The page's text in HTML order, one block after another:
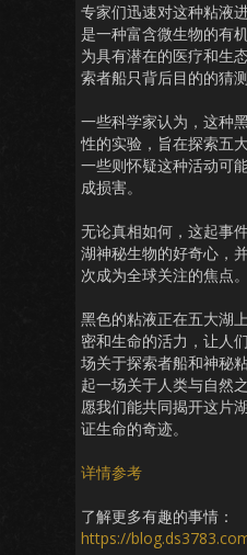
专家们迅速对这种粘液
是一种富含微生物的有
为具有潜在的医疗和生
索者船只背后目的的猜测
一些科学家认为，这种
性的实验，旨在探索五
一些则怀疑这种活动可
成损害。
无论真相如何，这起事
湖神秘生物的好奇心，
次成为全球关注的焦点。
黑色的粘液正在五大湖
密和生命的活力，让人
场关于探索者船和神秘
起一场关于人类与自然
愿我们能共同揭开这片
证生命的奇迹。
详情参考
了解更多有趣的事情：
https://